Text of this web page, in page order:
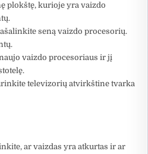
plokštę, kurioje yra vaizdo
seną vaizdo procesorių.
vaizdo procesoriaus ir jį
televizorių atvirkštine tvarka
ar vaizdas yra atkurtas ir ar